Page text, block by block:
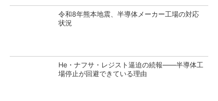
令和8年熊本地震、半導体メーカー工場の対応
状況
He・ナフサ・レジスト逼迫の続報――半導体工
場停止が回避できている理由